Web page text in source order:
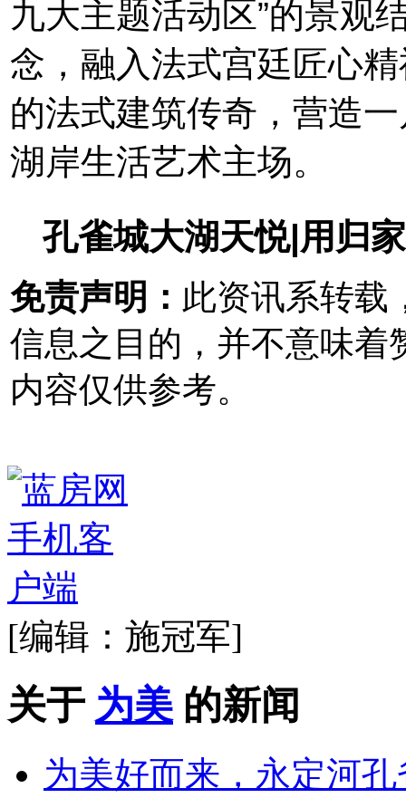
九大主题活动区”的景观
念，融入法式宫廷匠心
的法式建筑传奇，营造
湖岸生活艺术主场。
孔雀城大湖天悦|用归
免责声明： 此资讯系转载
信息之目的，并不意味着
内容仅供参考。
[编辑：施冠军]
关于 为美 的新闻
为美好而来，永定河